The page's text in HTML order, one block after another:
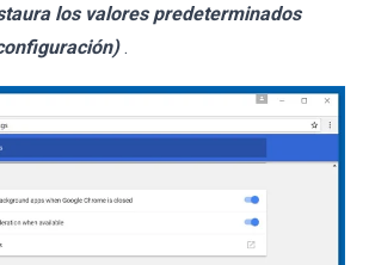
los valores predeterminados
.